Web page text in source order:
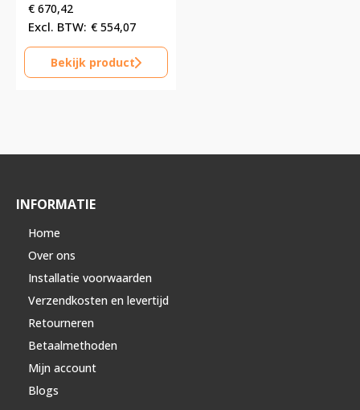
€ 670,42
€ 554,07
Bekijk product
INFORMATIE
Home
Over ons
Installatie voorwaarden
Verzendkosten en levertijd
Retourneren
Betaalmethoden
Mijn account
Blogs